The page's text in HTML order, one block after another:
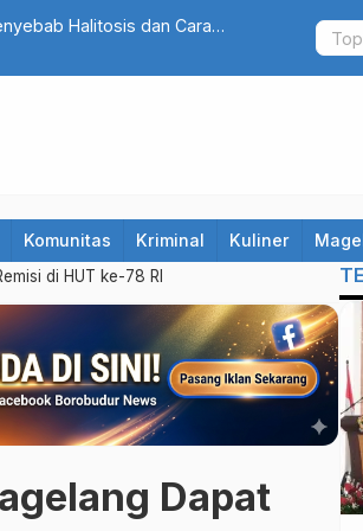
Besarnya bagi Ekonomi
Bank
Komunitas Kriminal Kuliner
di HUT ke-78 RI
Dapat